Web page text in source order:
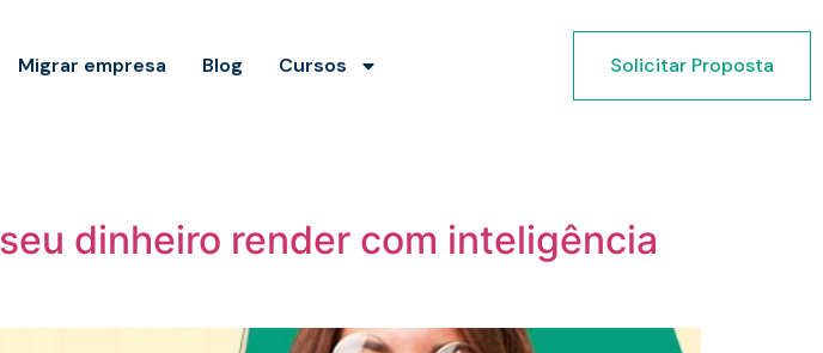
Migrar empresa Blog Cursos Solicitar Proposta
dinheiro render com inteligência